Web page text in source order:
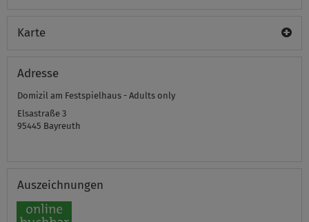
Karte
Adresse
Domizil am Festspielhaus - Adults only
Elsastraße 3
95445 Bayreuth
Auszeichnungen